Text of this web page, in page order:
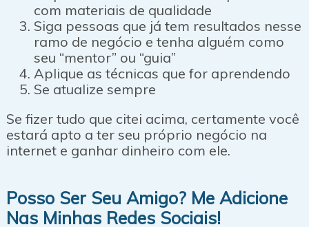
com materiais de qualidade
Siga pessoas que já tem resultados nesse
ramo de negócio e tenha alguém como
seu “mentor” ou “guia”
Aplique as técnicas que for aprendendo
Se atualize sempre
Se fizer tudo que citei acima, certamente você
estará apto a ter seu próprio negócio na
internet e ganhar dinheiro com ele.
Posso Ser Seu Amigo? Me Adicione
Nas Minhas Redes Sociais!